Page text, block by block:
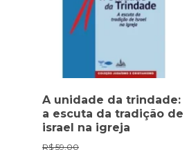
A unidade da trindade:
a escuta da tradição de
israel na igreja
R$ 59,00